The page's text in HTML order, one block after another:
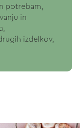
potrebam,
in
izdelkov,